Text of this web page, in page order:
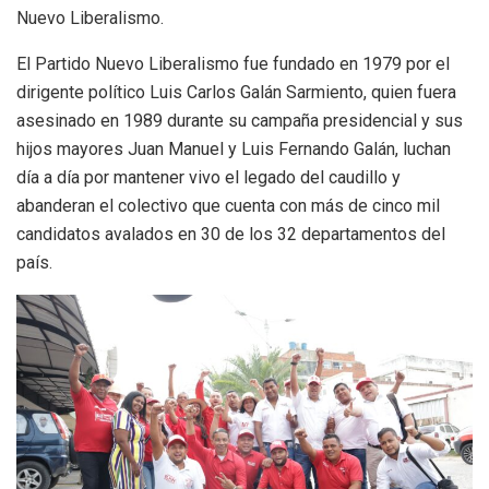
Nuevo Liberalismo.
El Partido Nuevo Liberalismo fue fundado en 1979 por el
dirigente político Luis Carlos Galán Sarmiento, quien fuera
asesinado en 1989 durante su campaña presidencial y sus
hijos mayores Juan Manuel y Luis Fernando Galán, luchan
día a día por mantener vivo el legado del caudillo y
abanderan el colectivo que cuenta con más de cinco mil
candidatos avalados en 30 de los 32 departamentos del
país.